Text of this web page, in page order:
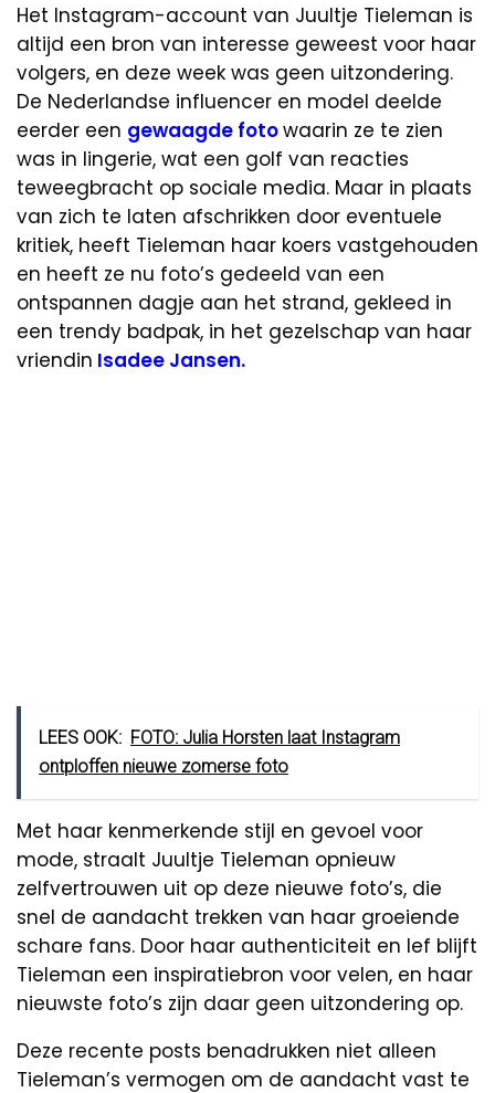
Het Instagram-account van Juultje Tieleman is
altijd een bron van interesse geweest voor haar
volgers, en deze week was geen uitzondering.
De Nederlandse influencer en model deelde
eerder een gewaagde fotowaarin ze te zien
was in lingerie, wat een golf van reacties
teweegbracht op sociale media. Maar in plaats
van zich te laten afschrikken door eventuele
kritiek, heeft Tieleman haar koers vastgehouden
en heeft ze nu foto’s gedeeld van een
ontspannen dagje aan het strand, gekleed in
een trendy badpak, in het gezelschap van haar
vriendin Isadee Jansen.
LEES OOK: FOTO: Julia Horsten laat Instagram
ontploffen nieuwe zomerse foto
Met haar kenmerkende stijl en gevoel voor
mode, straalt Juultje Tieleman opnieuw
zelfvertrouwen uit op deze nieuwe foto’s, die
snel de aandacht trekken van haar groeiende
schare fans. Door haar authenticiteit en lef blijft
Tieleman een inspiratiebron voor velen, en haar
nieuwste foto’s zijn daar geen uitzondering op.
Deze recente posts benadrukken niet alleen
Tieleman’s vermogen om de aandacht vast te